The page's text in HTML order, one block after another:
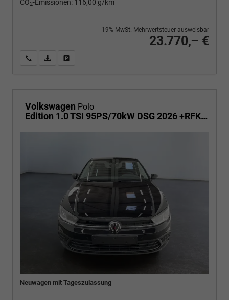
CO2-Emissionen: 116,00 g/km
23.770,– €
19% MwSt. Mehrwertsteuer ausweisbar
Wir rufen Sie anPDF-Fahrzeugexposé drucken
Volkswagen Polo
Edition 1.0 TSI 95PS/70kW DSG 2026 +RFK +Getönte Heckscheiben +TravelAssist +LED
Neuwagen mit Tageszulassung